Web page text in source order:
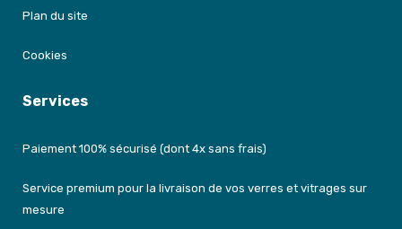
Plan du site
Cookies
Services
Paiement 100% sécurisé (dont 4x sans frais)
Service premium pour la livraison de vos verres et vitrages sur
mesure